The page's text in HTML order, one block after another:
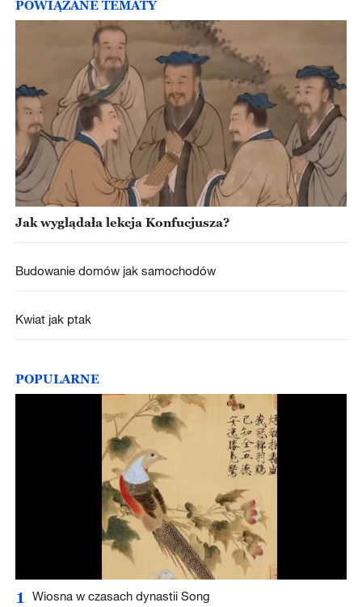
POWIĄZANE TEMATY
Jak wyglądała lekcja Konfucjusza?
Budowanie domów jak samochodów
Kwiat jak ptak
POPULARNE
1 Wiosna w czasach dynastii Song